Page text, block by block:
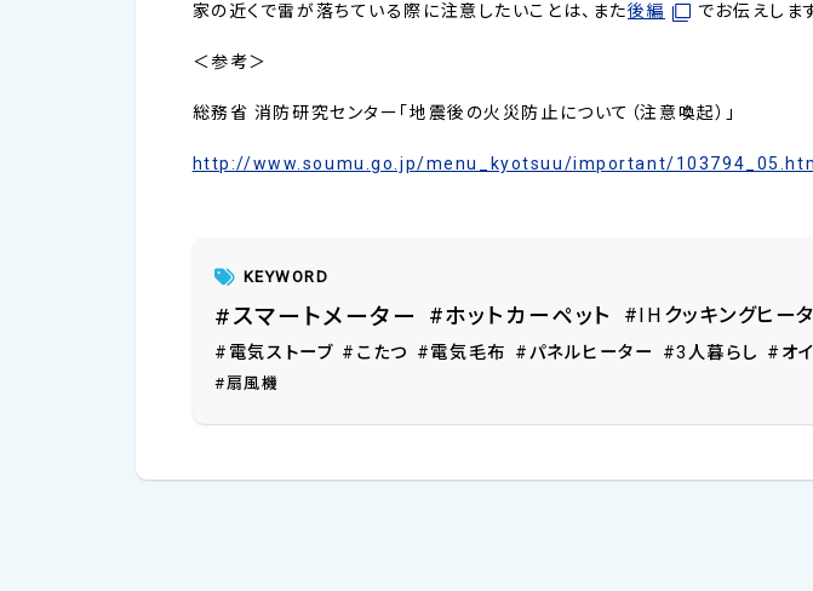
家の近くで雷が落ちている際に注意したいことは、また後編 でお伝えしま
＜参考＞
総務省 消防研究センター「地震後の火災防止について（注意喚起）」
http://www.soumu.go.jp/menu_kyotsuu/important/
KEYWORD
#スマートメーター #ホットカーペット #IHクッキングヒー
#電気ストーブ #こたつ #電気毛布 #パネルヒーター #3人暮らし #オ
#扇風機